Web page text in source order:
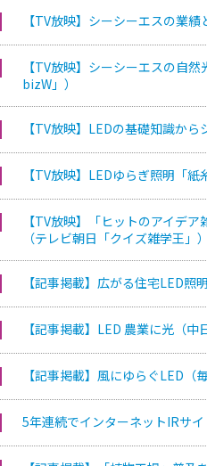
【TV放映】シーシーエスの業
【TV放映】シーシーエスの自
bizW」）
【TV放映】LEDの基礎知識か
【TV放映】LEDゆらぎ照明「
【TV放映】「ヒットのアイデ
（テレビ朝日「クイズ雑学王」）
【記事掲載】広がる住宅LED照
【記事掲載】LED 農業に光（中
【記事掲載】風にゆらぐLED（
5年連続でインターネットIRサ